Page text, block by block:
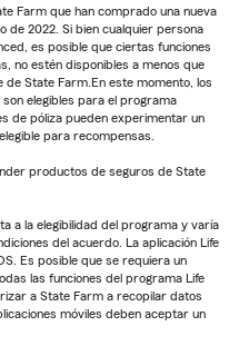
Farm que han comprado una nueva
de 2022. Si bien cualquier persona
es posible que ciertas funciones
no estén disponibles a menos que
de State Farm.En este momento, los
elegibles para el programa
de póliza pueden experimentar un
para recompensas.
productos de seguros de State
a la elegibilidad del programa y varía
del acuerdo. La aplicación Life
Es posible que se requiera un
las funciones del programa Life
a State Farm a recopilar datos
móviles deben aceptar un